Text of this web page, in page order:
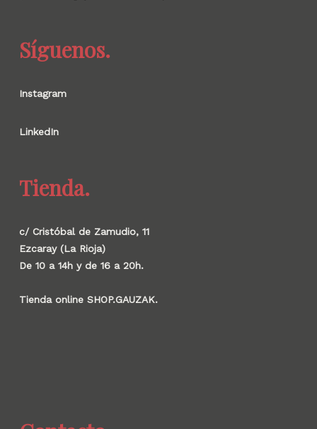
Síguenos.
Instagram
LinkedIn
Tienda.
c/ Cristóbal de Zamudio, 11
Ezcaray (La Rioja)
De 10 a 14h y de 16 a 20h.
Tienda online SHOP.GAUZAK.